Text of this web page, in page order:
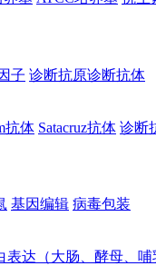
子 诊断抗原诊断抗体
抗体 Satacruz抗体 诊断
基因编辑 病毒包装
表达（大肠、酵母、